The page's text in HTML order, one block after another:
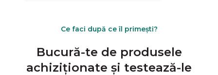
Ce faci după ce îl primești?
Bucură-te de produsele
achiziționate și testează-le